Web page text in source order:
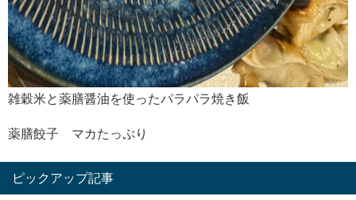
雑穀米と薬膳醤油を使ったパラパラ焼き飯
薬膳餃子 マカたっぷり
ピックアップ記事